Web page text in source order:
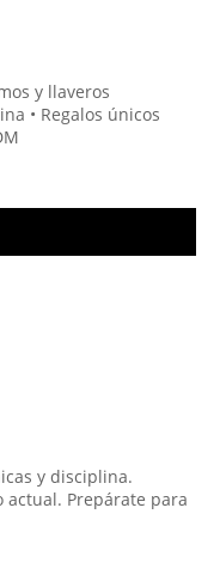
y llaveros
• Regalos únicos
y disciplina.
Prepárate para